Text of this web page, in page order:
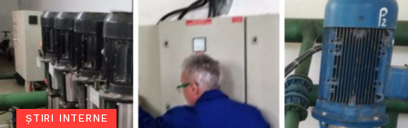
ȘTIRI INTERNE